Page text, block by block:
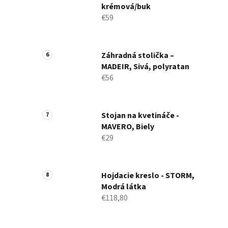
krémová/buk
€59
Záhradná stolička –
MADEIR, Sivá, polyratan
€56
Stojan na kvetináče -
MAVERO, Biely
€29
Hojdacie kreslo - STORM,
Modrá látka
€118,80